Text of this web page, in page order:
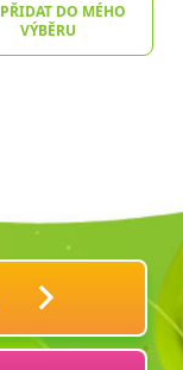
PŘIDAT DO MÉHO
VÝBĚRU